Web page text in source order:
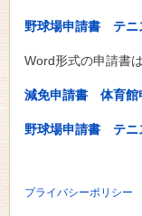
野球場申請書 テニ
Word形式の申請書
減免申請書 体育館
野球場申請書 テニ
プライバシーポリシー